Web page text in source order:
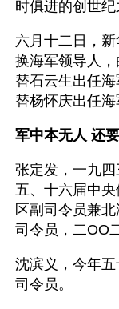
时俱进的创世纪
六月十二日，
换海军领导人
替石云生出任
替杨怀庆出任海
军中本无人 还
张定发，一九
五、十六届中
区副司令员兼
司令员，二OO
沈滨义，今年
司令员。